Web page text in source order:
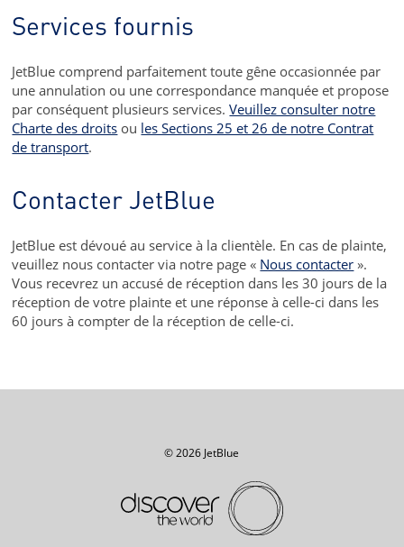
Services fournis
JetBlue comprend parfaitement toute gêne occasionnée par
une annulation ou une correspondance manquée et propose
par conséquent plusieurs services.Veuillez consulter notre
Charte des droits ou les Sections 25 et 26 de notre Contrat
de transport.
Contacter JetBlue
JetBlue est dévoué au service à la clientèle. En cas de plainte,
veuillez nous contacter via notre page « Nous contacter ».
Vous recevrez un accusé de réception dans les 30 jours de la
réception de votre plainte et une réponse à celle-ci dans les
60 jours à compter de la réception de celle-ci.
© 2026 JetBlue